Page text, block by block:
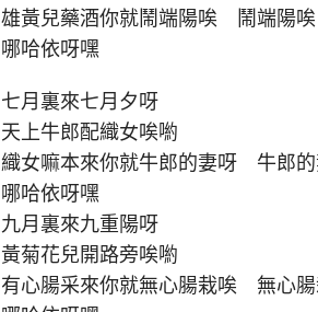
雄黃兒藥酒你就鬧端陽唉 鬧端陽唉
哪哈依呀嘿
七月裏來七月夕呀
天上牛郎配織女唉喲
織女嘛本來你就牛郎的妻呀 牛郎
哪哈依呀嘿
九月裏來九重陽呀
黃菊花兒開路旁唉喲
有心腸采來你就無心腸栽唉 無心腸